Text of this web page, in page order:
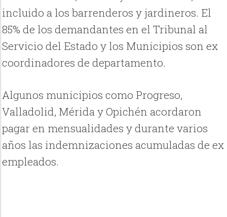
incluido a los barrenderos y jardineros. El
85% de los demandantes en el Tribunal al
Servicio del Estado y los Municipios son ex
coordinadores de departamento.
Algunos municipios como Progreso,
Valladolid, Mérida y Opichén acordaron
pagar en mensualidades y durante varios
años las indemnizaciones acumuladas de ex
empleados.